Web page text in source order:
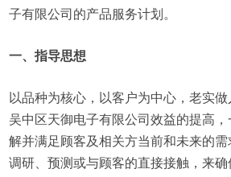
子有限公司的产品服务计划。
一、指导思想
以品种为核心，以客户为中心，老实
吴中区天御电子有限公司效益的提高
解并满足顾客及相关方当前和未来的
调研、预测或与顾客的直接接触，来